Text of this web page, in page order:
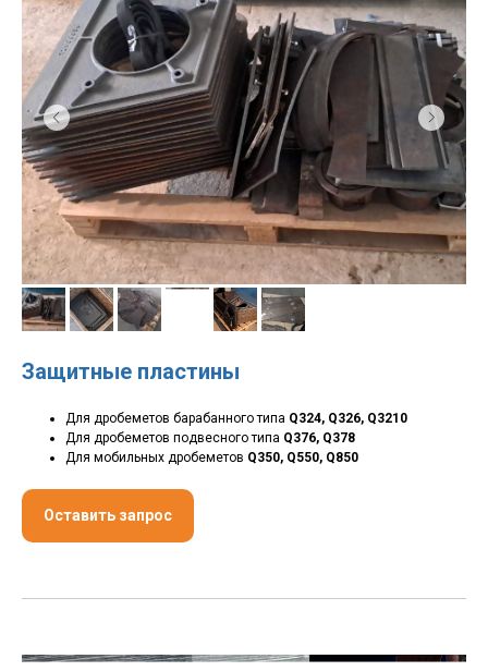
Защитные пластины
Для дробеметов барабанного типа Q324, Q326, Q3210
Для дробеметов подвесного типа Q376, Q378
Для мобильных дробеметов Q350, Q550, Q850
Оставить запрос